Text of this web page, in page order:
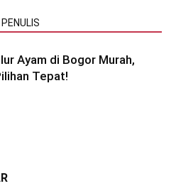
PENULIS
Ayam di Bogor Murah,
Tepat!